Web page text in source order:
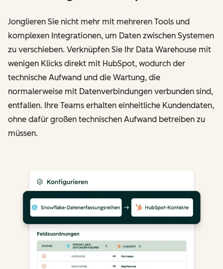
Jonglieren Sie nicht mehr mit mehreren Tools und
komplexen Integrationen, um Daten zwischen Systemen
zu verschieben. Verknüpfen Sie Ihr Data Warehouse mit
wenigen Klicks direkt mit HubSpot, wodurch der
technische Aufwand und die Wartung, die
normalerweise mit Datenverbindungen verbunden sind,
entfallen. Ihre Teams erhalten einheitliche Kundendaten,
ohne dafür großen technischen Aufwand betreiben zu
müssen.